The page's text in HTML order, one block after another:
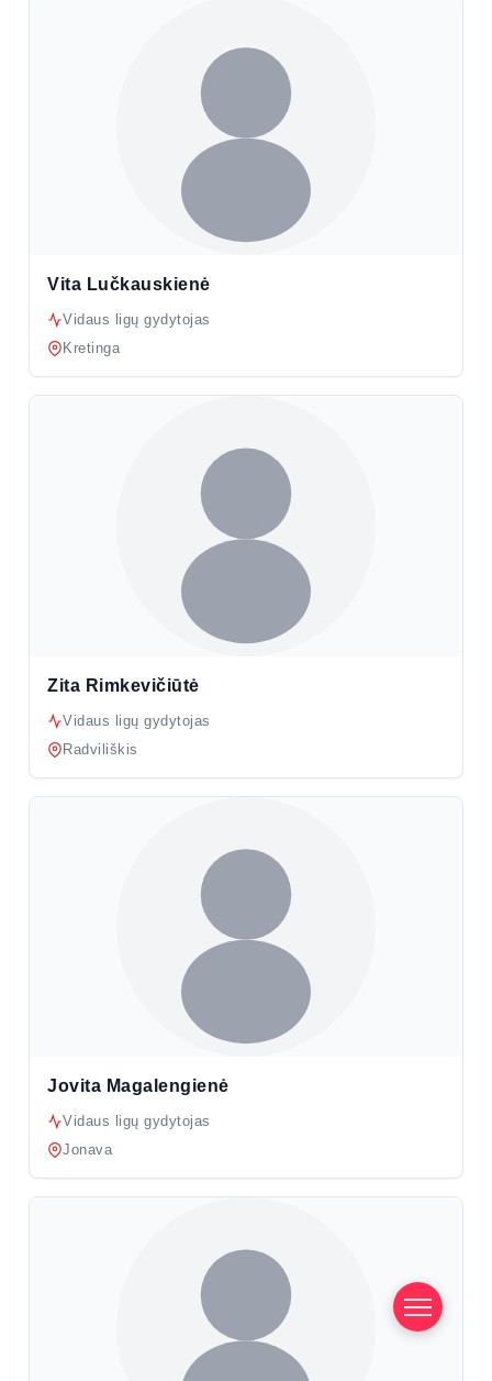
Vita Lučkauskienė
Vidaus ligų gydytojas
Kretinga
Zita Rimkevičiūtė
Vidaus ligų gydytojas
Radviliškis
Jovita Magalengienė
Vidaus ligų gydytojas
Jonava